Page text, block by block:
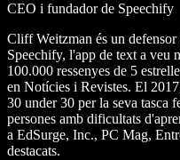
CEO i fundador de Speechify
Cliff Weitzman és un
Speechify, l'app de text a veu
100.000 ressenyes de 5
en Notícies i Revistes. El
30 under 30 per la seva tasca
persones amb dificultats
a EdSurge, Inc., PC Mag,
destacats.